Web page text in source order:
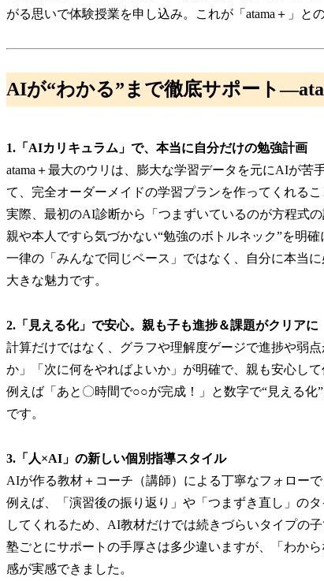
がる思いで体験授業を申し込み。これが「atama＋」と
AIが“わかる”まで徹底サポート
1.「AIカリキュラム」で、本当に自分だけの勉強計画
atama＋最大のウリは、膨大な学習データを元にAIが
て、完全オーダーメイドの学習プランを作ってくれるこ
実際、最初のAI診断から「つまずいているのが方程式
親や本人ですら気づかない“勉強のボトルネック”を明確
一律の「みんなで同じペース」ではなく、自分に本当
大きな魅力です。
2.「見える化」で安心。親も子も進捗＆課題がクリアに
計算だけではなく、グラフや理解度ゲージで進捗や弱
か」「次に何をやればよいか」が明確で、親も安心して
例えば「あと〇時間で○○が完成！」と数字で“見える
です。
3.「人×AI」の新しい個別指導スタイル
AIが作る教材＋コーチ（講師）による丁寧なフォロー
例えば、「演習後の振り返り」や「つまずき直し」の
してくれるため、AI教材だけでは続きづらいタイプの
塾ごとにサポートの手厚さは多少違いますが、「わか
感が実感できました。